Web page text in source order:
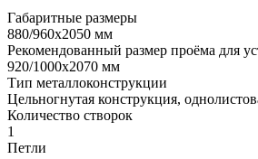
Габаритные размеры
880/960х2050 мм
Рекомендованный размер проёма для
920/1000х2070 мм
Тип металлоконструкции
Цельногнутая конструкция,
Количество створок
1
Петли